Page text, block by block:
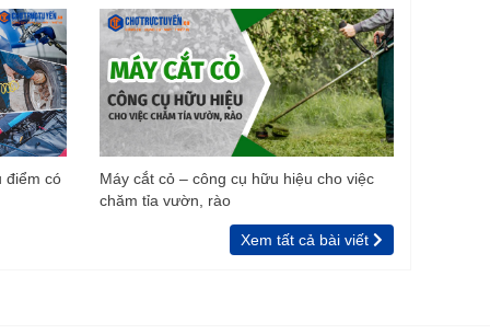
điểm có
Máy cắt cỏ – công cụ hữu hiệu cho việc
chăm tỉa vườn, rào
Xem tất cả bài viết